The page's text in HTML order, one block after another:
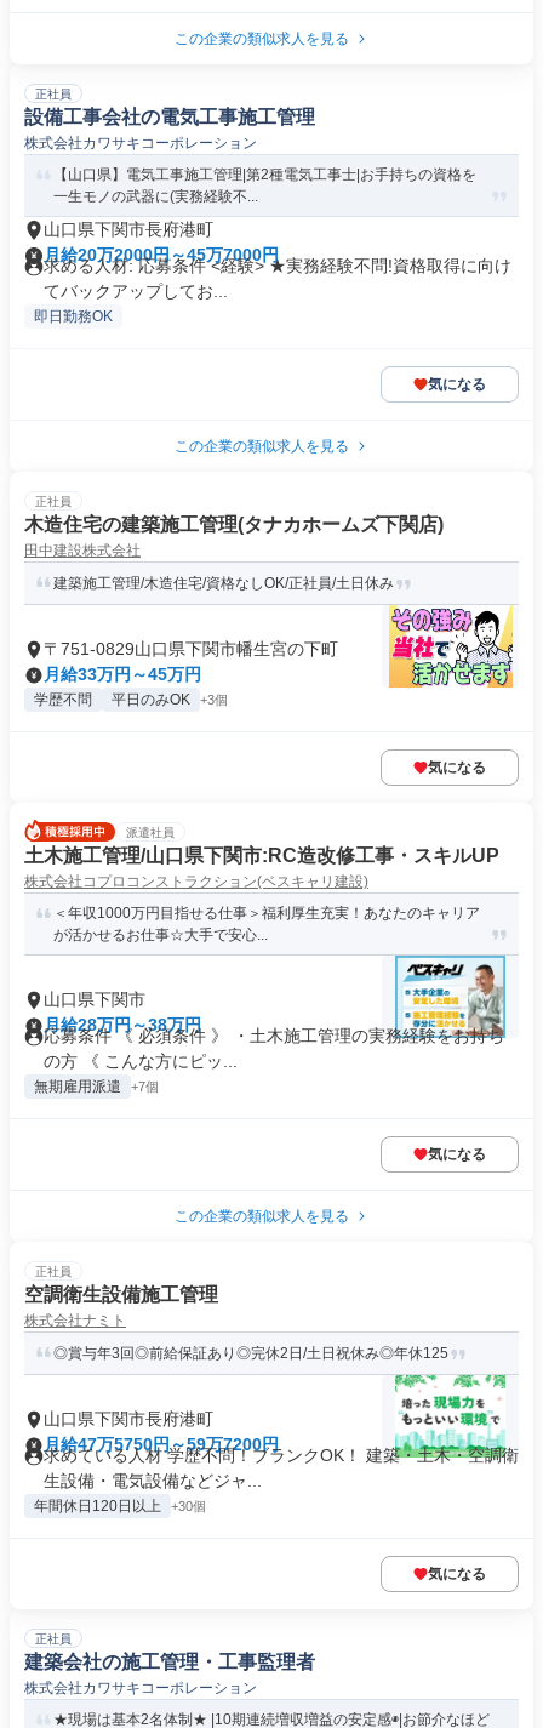
この企業の類似求人を見る
正社員
設備工事会社の電気工事施工管理
株式会社カワサキコーポレーション
【山口県】電気工事施工管理|第2種電気工事士|お手持ちの資格を
一生モノの武器に(実務経験不...
山口県下関市長府港町
月給20万2000円～45万7000円
求める人材: 応募条件 <経験> ★実務経験不問!資格取得に向け
てバックアップしてお...
即日勤務OK
気になる
この企業の類似求人を見る
正社員
木造住宅の建築施工管理(タナカホームズ下関店)
田中建設株式会社
建築施工管理/木造住宅/資格なしOK/正社員/土日休み
〒751-0829山口県下関市幡生宮の下町
月給33万円～45万円
学歴不問 平日のみOK +3個
気になる
派遣社員
土木施工管理/山口県下関市:RC造改修工事・スキルUP
株式会社コプロコンストラクション(ベスキャリ建設)
＜年収1000万円目指せる仕事＞福利厚生充実！あなたのキャリア
が活かせるお仕事☆大手で安心...
山口県下関市
月給28万円～38万円
応募条件 《 必須条件 》 ・土木施工管理の実務経験をお持ち
の方 《 こんな方にピッ...
無期雇用派遣 +7個
気になる
この企業の類似求人を見る
正社員
空調衛生設備施工管理
株式会社ナミト
◎賞与年3回◎前給保証あり◎完休2日/土日祝休み◎年休125
山口県下関市長府港町
月給47万5750円～59万7200円
求めている人材 学歴不問！ブランクOK！ 建築・土木・空調衛
生設備・電気設備などジャ...
年間休日120日以上 +30個
気になる
正社員
建築会社の施工管理・工事監理者
株式会社カワサキコーポレーション
★現場は基本2名体制★ |10期連続増収増益の安定感◉|お節介なほど